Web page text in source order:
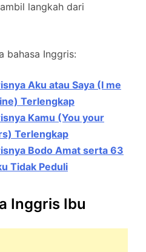
langkah dari
bahasa Inggris:
Aku atau Saya (I me
Terlengkap
Kamu (You your
Terlengkap
Bodo Amat serta 63
Tidak Peduli
Inggris Ibu